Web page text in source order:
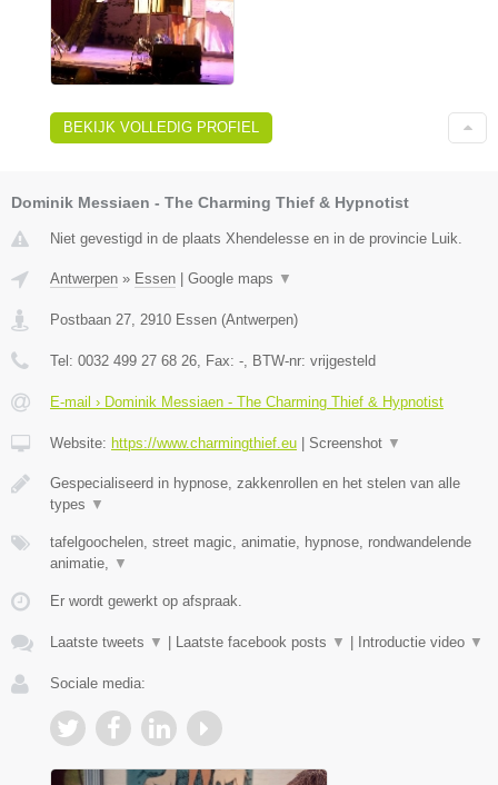
BEKIJK VOLLEDIG PROFIEL
Dominik Messiaen - The Charming Thief & Hypnotist
Niet gevestigd in de plaats Xhendelesse en in de provincie Luik.
Antwerpen » Essen | Google maps ▼
Postbaan 27 2910 Essen (Antwerpen)
Tel: 0032 499 27 68 26 , Fax: - , BTW-nr: vrijgesteld
E-mail › Dominik Messiaen - The Charming Thief & Hypnotist
Website: https://www.charmingthief.eu | Screenshot ▼
Gespecialiseerd in hypnose, zakkenrollen en het stelen van alle
types ▼
tafelgoochelen, street magic, animatie, hypnose, rondwandelende
animatie,
▼
Er wordt gewerkt op afspraak.
Laatste tweets ▼ | Laatste facebook posts ▼ | Introductie video ▼
Sociale media: